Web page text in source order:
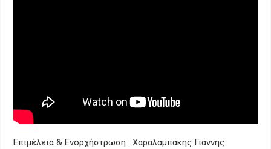
Επιμέλεια & Ενορχήστρωση : Χαραλαμπάκης Γιάννης